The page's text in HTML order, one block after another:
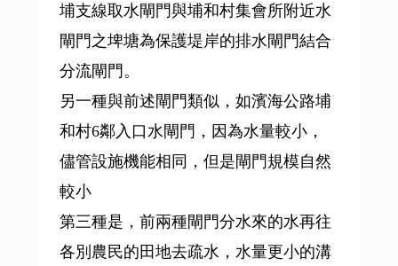
埔支線取水閘門與埔和村集會所附近水
閘門之埤塘為保護堤岸的排水閘門結合
分流閘門。
另一種與前述閘門類似，如濱海公路埔
和村6鄰入口水閘門，因為水量較小，
儘管設施機能相同，但是閘門規模自然
較小
第三種是，前兩種閘門分水來的水再往
各別農民的田地去疏水，水量更小的溝